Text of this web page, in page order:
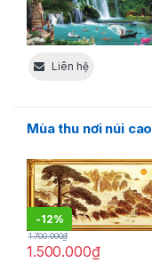
Liên hệ
Mùa thu nơi núi cao
-12%
1.500.000₫
1.700.000₫